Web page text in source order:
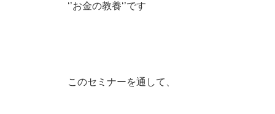
‘’お金の教養‘’です
このセミナーを通して、